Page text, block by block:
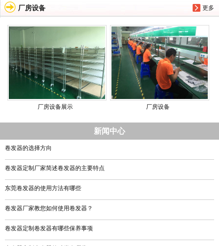
更多
厂房设备
厂房设备展示 厂房设备
新闻中心
卷发器的选择方向
卷发器定制厂家简述卷发器的主要特点
东莞卷发器的使用方法有哪些
卷发器厂家教您如何使用卷发器？
卷发器定制卷发器有哪些保养事项